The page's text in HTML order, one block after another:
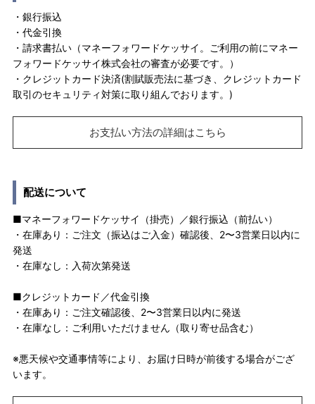
・銀行振込
・代金引換
・請求書払い（マネーフォワードケッサイ。ご利用の前にマネー
フォワードケッサイ株式会社の審査が必要です。）
・クレジットカード決済(割賦販売法に基づき、クレジットカード
取引のセキュリティ対策に取り組んでおります。)
お支払い方法の詳細はこちら
配送について
■マネーフォワードケッサイ（掛売）／銀行振込（前払い）
・在庫あり：ご注文（振込はご入金）確認後、2〜3営業日以内に
発送
・在庫なし：入荷次第発送
■クレジットカード／代金引換
・在庫あり：ご注文確認後、2〜3営業日以内に発送
・在庫なし：ご利用いただけません（取り寄せ品含む）
※悪天候や交通事情等により、お届け日時が前後する場合がござ
います。